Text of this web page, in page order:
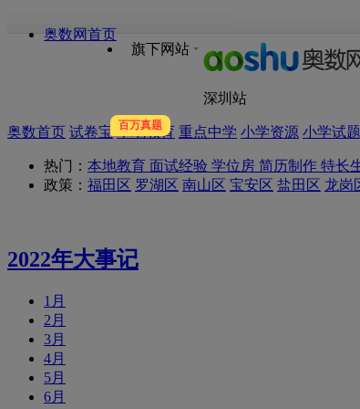
奥数网首页
旗下网站
深圳站
奥数首页 试卷宝 百万真题
本地教育 重点中学 小学资源 小学试题
热门： 本地教育 面试经验 学位房 简历制作 特长
政策： 福田区 罗湖区 南山区 宝安区 盐田区 龙岗
2022年大事记
1月
2月
3月
4月
5月
6月